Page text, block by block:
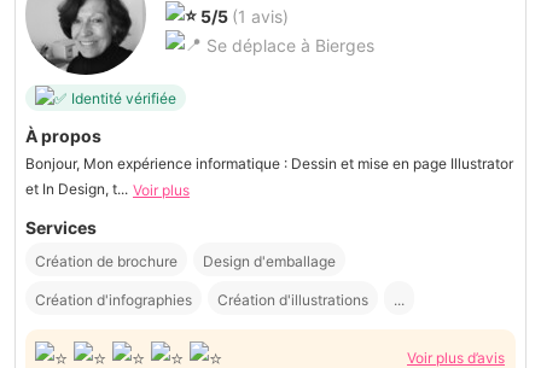
5/5 (1 avis)
Se déplace à Bierges
Identité vérifiée
À propos
Bonjour, Mon expérience informatique : Dessin et mise en page Illustrator
et In Design, t... Voir plus
Services
Création de brochure Design d'emballage
Création d'infographies Création d'illustrations ...
Voir plus d’avis